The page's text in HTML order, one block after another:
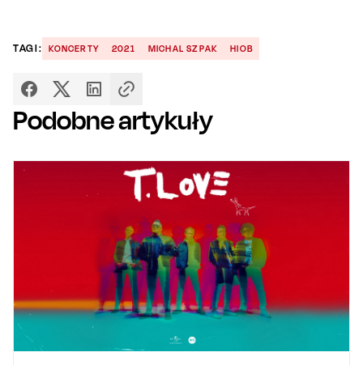
TAGI: KONCERTY 2021 MICHAL SZPAK HIOB
Podobne artykuły